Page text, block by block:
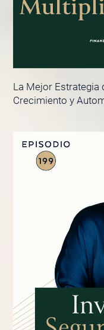
La Mejor Estrategia
Crecimiento y